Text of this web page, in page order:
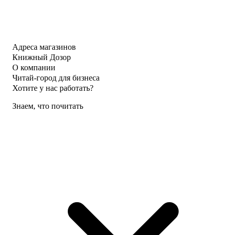
Адреса магазинов
Книжный Дозор
О компании
Читай-город для бизнеса
Хотите у нас работать?
Знаем, что почитать